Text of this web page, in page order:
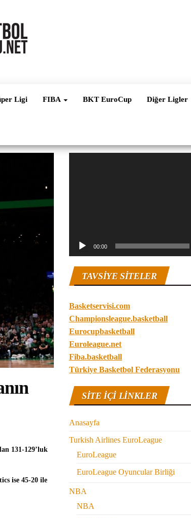
Ligi FIBA BKT EuroCup Diğer Ligler
131-129’luk
ise 45-20 ile
00:00
TAVSIYE SITELER
Basketservisi.com
Championsleague.basketball
Eurocupbasketball
Euroleague.net
Fiba.basketball
Türkiye Basketbol Federasyonu
SITE IÇI LINKLER
Anasayfa
Turkish Airlines EuroLeague
EuroLeague
EuroLeague Oyuncular Birliği
NBA
NBA